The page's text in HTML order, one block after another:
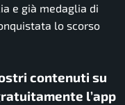
e già medaglia di
lo scorso
contenuti su
l’app